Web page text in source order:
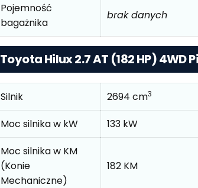
Pojemność
bagażnika
brak danych
Toyota Hilux 2.7 AT (182 HP) 4WD
Silnik 2694 cm3
Moc silnika w kW
133 kW
Moc silnika w KM
(Konie
Mechaniczne)
182 KM